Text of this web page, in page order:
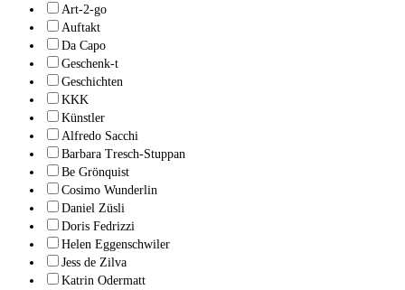
Art-2-go
Auftakt
Da Capo
Geschenk-t
Geschichten
KKK
Künstler
Alfredo Sacchi
Barbara Tresch-Stuppan
Be Grönquist
Cosimo Wunderlin
Daniel Züsli
Doris Fedrizzi
Helen Eggenschwiler
Jess de Zilva
Katrin Odermatt